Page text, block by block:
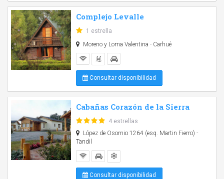
Complejo Levalle
1 estrella
Moreno y Loma Valentina - Carhué
Consultar disponibilidad
Cabañas Corazón de la Sierra
4 estrellas
López de Osornio 1264 (esq. Martin Fierro) -
Tandil
Consultar disponibilidad